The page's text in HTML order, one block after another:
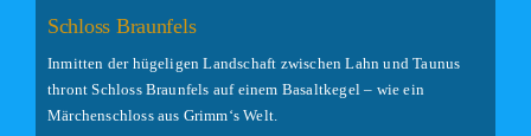
Schloss Braunfels
Inmitten der hügeligen Landschaft zwischen Lahn und Taunus
thront Schloss Braunfels auf einem Basaltkegel – wie ein
Märchenschloss aus Grimm‘s Welt.